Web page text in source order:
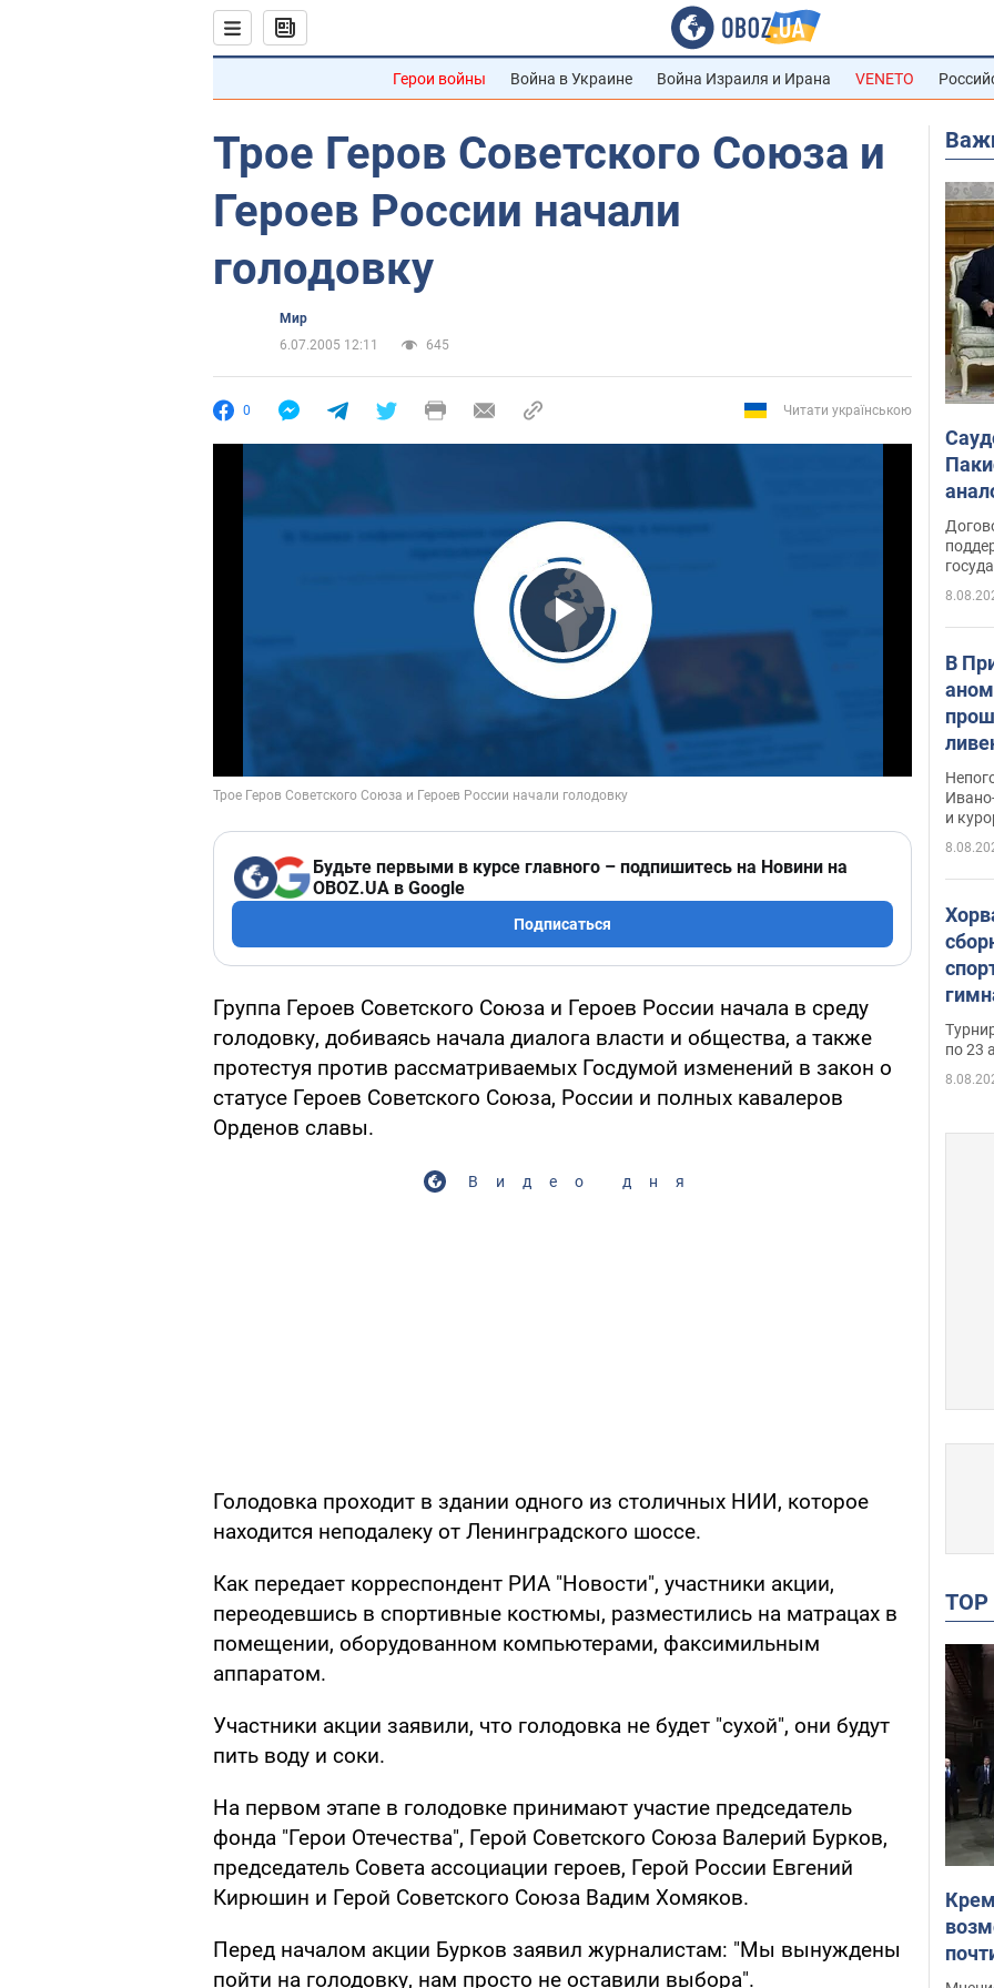
Герои войны Война в Украине Война Израиля и Ирана VENETO
Трое Геров Советского Союза и
Героев России начали
голодовку
Мир
6.07.2005 12:11
645
0 Читати українською
Play Video
Будьте первыми в курсе главного – подпишитесь на Новини на
OBOZ.UA в Google
Подписаться
Группа Героев Советского Союза и Героев России начала в среду
голодовку, добиваясь начала диалога власти и общества, а также
протестуя против рассматриваемых Госдумой изменений в закон о
статусе Героев Советского Союза, России и полных кавалеров
Орденов славы.
Видео дня
Голодовка проходит в здании одного из столичных НИИ, которое
находится неподалеку от Ленинградского шоссе.
Как передает корреспондент РИА "Новости", участники акции,
переодевшись в спортивные костюмы, разместились на матрацах в
помещении, оборудованном компьютерами, факсимильным
аппаратом.
Участники акции заявили, что голодовка не будет "сухой", они будут
пить воду и соки.
На первом этапе в голодовке принимают участие председатель
фонда "Герои Отечества", Герой Советского Союза Валерий Бурков,
председатель Совета ассоциации героев, Герой России Евгений
Кирюшин и Герой Советского Союза Вадим Хомяков.
Перед началом акции Бурков заявил журналистам: "Мы вынуждены
пойти на голодовку, нам просто не оставили выбора".
В
и
на
по 23